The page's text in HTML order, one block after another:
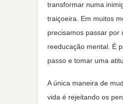
transformar numa
traiçoeira. Em muitos
precisamos passar por
reeducação mental. É
passo e tomar uma
A única maneira de
vida é rejeitando os